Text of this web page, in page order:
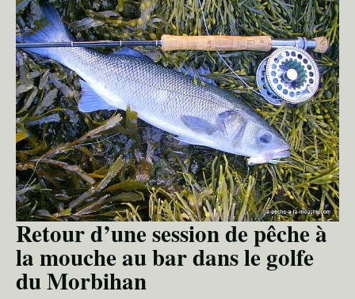
Retour d’une session de pêche à
la mouche au bar dans le golfe
du Morbihan